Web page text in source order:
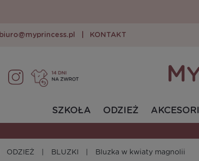
biuro@myprincess.pl KONTAKT
SZKOŁA ODZIEŻ
ODZIEŻ BLUZKI Bluzka w kwiaty magnolii